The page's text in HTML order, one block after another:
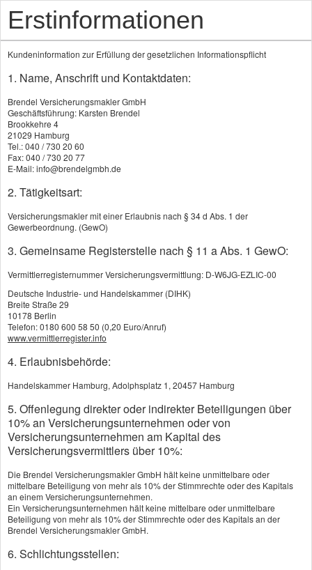
Pensionskasse
Die Pensionskasse ist faktisch eine
Rentenversicherung
selbständige Versorgungsträger, die wie
Versicherungsunternehmen geführt werden. Sie
werden von einem oder mehreren
Unternehmen getragen und finanzieren sich
durch Einzahlungen ihrer Träger und aus
Vermögenserträgen.
des Arbeitnehmers besteht gegenüber der
Pensionskasse selbst - nicht gegenüber dem
Arbeitgeber. Deshalb kann er bei einem
mitnehmen und gegebenenfalls beim neuen
Arbeitgeber fortführen. Zusätzlich kann bei
Pensionskassen häufig das Risiko vorzeitiger
Berufsunfähigkeit mit abgesichert werden.
Vorname, Name: *
Geburtsdatum: *
Erstinformationen
Kundeninformation zur Erfüllung der gesetzlichen Informationspflicht
1. Name, Anschrift und Kontaktdaten:
Brendel Versicherungsmakler GmbH
Geschäftsführung: Karsten Brendel
Brookkehre 4
21029 Hamburg
Tel.: 040 / 730 20 60
Fax: 040 / 730 20 77
E-Mail: info@brendelgmbh.de
2. Tätigkeitsart:
Versicherungsmakler mit einer Erlaubnis nach § 34 d Abs. 1 der
Gewerbeordnung. (GewO)
3. Gemeinsame Registerstelle nach § 11 a Abs. 1 GewO:
Vermittlerregisternummer Versicherungsvermittlung: D-W6JG-EZLIC-00
Deutsche Industrie- und Handelskammer (DIHK)
Breite Straße 29
10178 Berlin
Telefon: 0180 600 58 50 (0,20 Euro/Anruf)
www.vermittlerregister.info
4. Erlaubnisbehörde:
Handelskammer Hamburg, Adolphsplatz 1, 20457 Hamburg
5. Offenlegung direkter oder indirekter Beteiligungen über
10% an Versicherungsunternehmen oder von
Versicherungsunternehmen am Kapital des
Versicherungsvermittlers über 10%:
Die Brendel Versicherungsmakler GmbH hält keine unmittelbare oder
mittelbare Beteiligung von mehr als 10% der Stimmrechte oder des Kapitals
an einem Versicherungsunternehmen.
Ein Versicherungsunternehmen hält keine mittelbare oder unmittelbare
Beteiligung von mehr als 10% der Stimmrechte oder des Kapitals an der
Brendel Versicherungsmakler GmbH.
6. Schlichtungsstellen: